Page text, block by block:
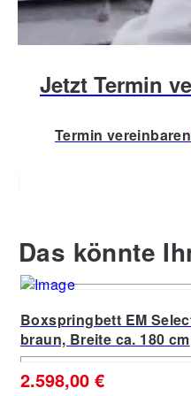
Jetzt Termin
Termin vereinbaren
Das könnte
Boxspringbett EM
braun, Breite ca. 180 cm
2.598,00 €